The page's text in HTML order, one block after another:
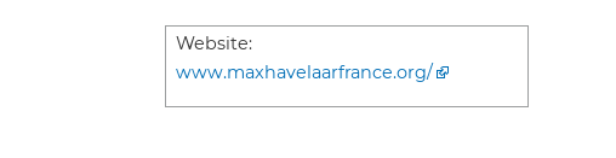
Website:
www.maxhavelaarfrance.org/